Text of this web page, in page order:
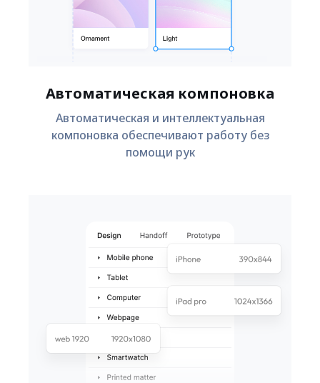
Автоматическая компоновка
Автоматическая и интеллектуальная
компоновка обеспечивают работу без
помощи рук